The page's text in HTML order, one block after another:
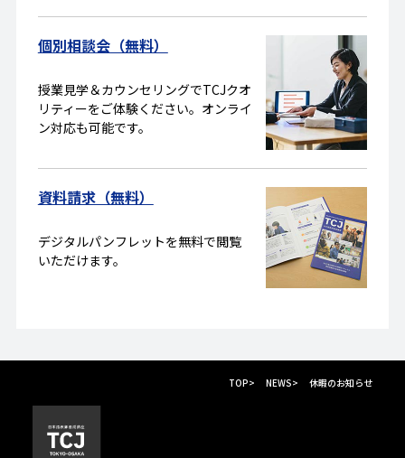
個別相談会（無料）
授業見学＆カウンセリングでTCJクオ
リティーをご体験ください。オンライ
ン対応も可能です。
資料請求（無料）
デジタルパンフレットを無料で閲覧
いただけます。
TOP> NEWS> 休暇のお知らせ